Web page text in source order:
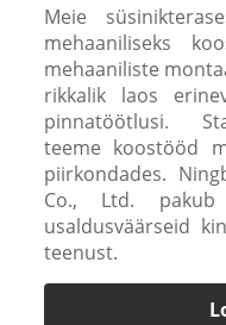
Meie
mehaaniliseks
mehaaniliste
rikkalik laos
pinnatöötlusi.
teeme koostööd
piirkondades.
Co., Ltd. pakub
usaldusväärseid
teenust.